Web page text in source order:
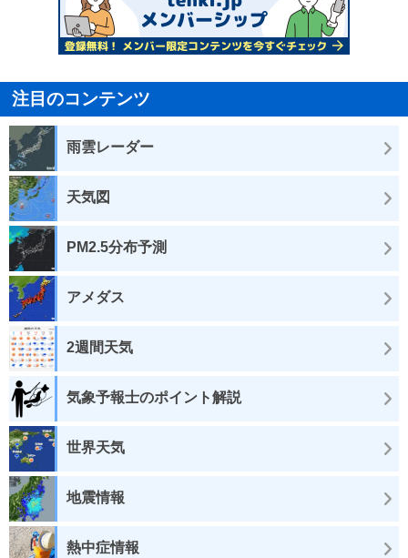
注目のコンテンツ
雨雲レーダー
天気図
PM2.5分布予測
アメダス
2週間天気
気象予報士のポイント解説
世界天気
地震情報
熱中症情報